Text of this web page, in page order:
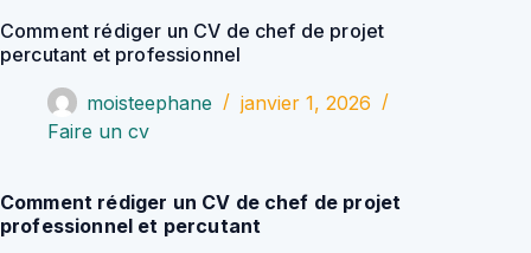
Comment rédiger un CV de chef de projet
percutant et professionnel
moisteephane
janvier 1, 2026
Faire un cv
Comment rédiger un CV de chef de projet
professionnel et percutant